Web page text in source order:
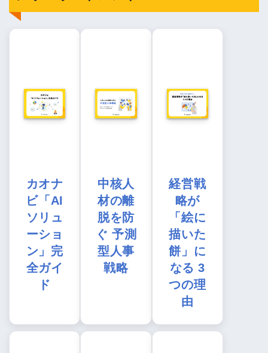
カオナ
ビ「AI
ソリュ
ーショ
ン」完
全ガイ
ド
中核人
材の離
脱を防
ぐ 予測
型人事
戦略
経営戦
略が
「絵に
描いた
餅」に
なる 3
つの理
由